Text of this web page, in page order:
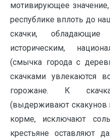
мотивирующее
республике вплоть до
скачки,
историческим,
(смычка города с
скачками увлекаются
горожане. К
(выдерживают скакунов
корме, исключают
крестьяне оставляют